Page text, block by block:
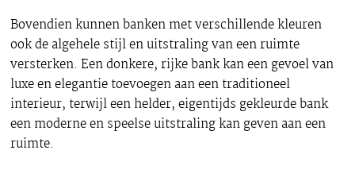
Bovendien kunnen banken met verschillende kleuren
ook de algehele stijl en uitstraling van een ruimte
versterken. Een donkere, rijke bank kan een gevoel van
luxe en elegantie toevoegen aan een traditioneel
interieur, terwijl een helder, eigentijds gekleurde bank
een moderne en speelse uitstraling kan geven aan een
ruimte.